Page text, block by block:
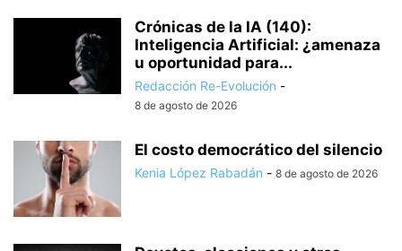
Crónicas de la IA (140):
Inteligencia Artificial: ¿amenaza
u oportunidad para...
Redacción Re-Evolución -
8 de agosto de 2026
El costo democrático del silencio
Kenia López Rabadán - 8 de agosto de 2026